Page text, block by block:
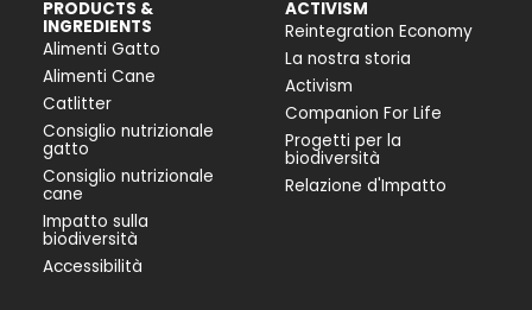
PRODUCTS &
INGREDIENTS
Alimenti Gatto
Alimenti Cane
Catlitter
Consiglio nutrizionale
gatto
Consiglio nutrizionale
cane
Impatto sulla
biodiversità
Accessibilità
ACTIVISM
Reintegration Economy
La nostra storia
Activism
Companion For Life
Progetti per la
biodiversità
Relazione d'Impatto